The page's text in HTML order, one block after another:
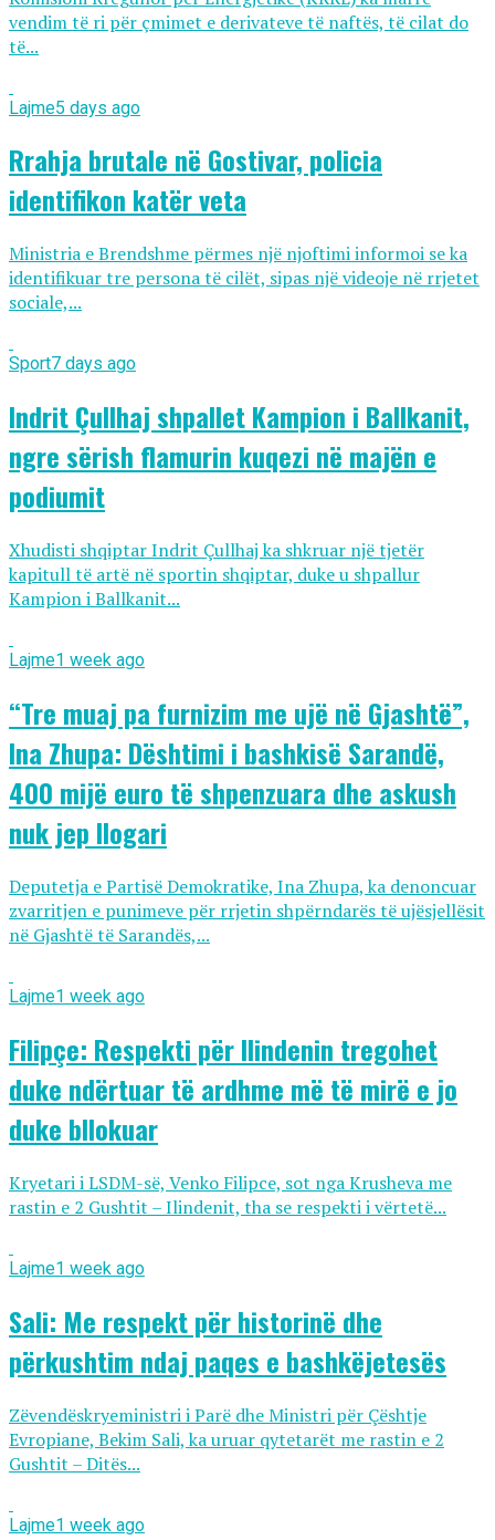
vendim të ri për çmimet e derivateve të naftës, të cilat do
të...
Lajme5 days ago
Rrahja brutale në Gostivar, policia
identifikon katër veta
Ministria e Brendshme përmes një njoftimi informoi se ka
identifikuar tre persona të cilët, sipas një videoje në rrjetet
sociale,...
Sport7 days ago
Indrit Çullhaj shpallet Kampion i Ballkanit,
ngre sërish flamurin kuqezi në majën e
podiumit
Xhudisti shqiptar Indrit Çullhaj ka shkruar një tjetër
kapitull të artë në sportin shqiptar, duke u shpallur
Kampion i Ballkanit...
Lajme1 week ago
“Tre muaj pa furnizim me ujë në Gjashtë”,
Ina Zhupa: Dështimi i bashkisë Sarandë,
400 mijë euro të shpenzuara dhe askush
nuk jep llogari
Deputetja e Partisë Demokratike, Ina Zhupa, ka denoncuar
zvarritjen e punimeve për rrjetin shpërndarës të ujësjellësit
në Gjashtë të Sarandës,...
Lajme1 week ago
Filipçe: Respekti për Ilindenin tregohet
duke ndërtuar të ardhme më të mirë e jo
duke bllokuar
Kryetari i LSDM-së, Venko Filipce, sot nga Krusheva me
rastin e 2 Gushtit – Ilindenit, tha se respekti i vërtetë...
Lajme1 week ago
Sali: Me respekt për historinë dhe
përkushtim ndaj paqes e bashkëjetesës
Zëvendëskryeministri i Parë dhe Ministri për Çështje
Evropiane, Bekim Sali, ka uruar qytetarët me rastin e 2
Gushtit – Ditës...
Lajme1 week ago